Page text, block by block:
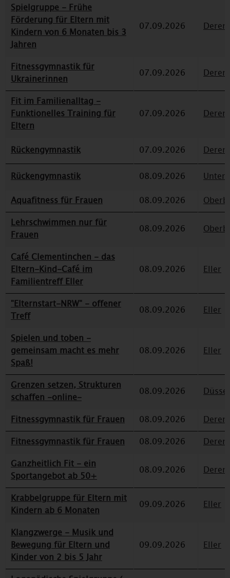
Spielgruppe - Frühe
Förderung für Eltern mit
Kindern von 6 Monaten bis 3
Jahren
07.09.2026
Fitnessgymnastik für
Ukrainerinnen
07.09.2026
Fit im Familienalltag -
Funktionelles Training für
Eltern
07.09.2026
Rückengymnastik 07.09.2026
Rückengymnastik 08.09.2026
Aquafitness für Frauen
08.09.2026
Lehrschwimmen nur für
Frauen
08.09.2026
Café Clementinchen - das
Eltern-Kind-Café im
Familientreff Eller
08.09.2026 Eller
"Elternstart-NRW" - offener
Treff
08.09.2026 Eller
Spielen und toben -
gemeinsam macht es mehr
Spaß!
08.09.2026 Eller
Grenzen setzen, Strukturen
schaffen -online-
08.09.2026
Fitnessgymnastik für Frauen 08.09.2026
Fitnessgymnastik für Frauen
08.09.2026
Ganzheitlich Fit - ein
Sportangebot ab 50+
08.09.2026
Krabbelgruppe für Eltern mit
Kindern ab 6 Monaten
09.09.2026 Eller
Klangzwerge - Musik und
Bewegung für Eltern und
Kinder von 2 bis 5 Jahr
09.09.2026 Eller